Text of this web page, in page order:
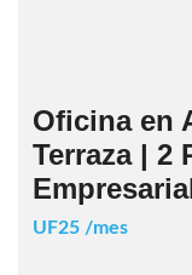
Oficina en
Terraza | 2
UF25 /mes